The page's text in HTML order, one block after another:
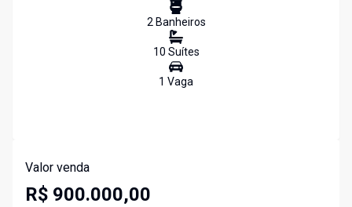
2Banheiros
10 Suítes
1 Vaga
Valor venda
R$ 900.000,00